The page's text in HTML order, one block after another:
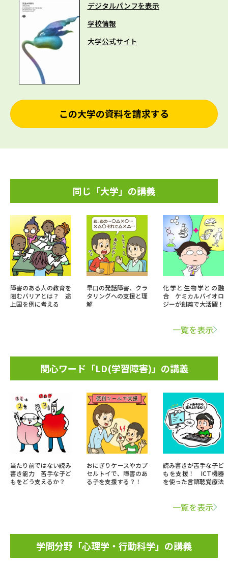
デジタルパンフを表示
学校情報
大学公式サイト
この大学の資料を請求する
同じ「大学」の講義
障害のある人の教育を
阻むバリアとは？ 途
上国を例に考える
早口の発話障害、クラ
タリングへの支援と理
解
化学と生物学との融
合 ケミカルバイオロ
ジーが創薬で大活躍！
一覧を表示
関心ワード「LD(学習障害)」の講義
当たり前ではない読み
書き能力 苦手な子ど
もをどう支えるか？
おにぎりケースやカプ
セルトイで、障害のあ
る子を支援する？！
読み書きが苦手な子ど
もを支援！ ICT機器
を使った言語聴覚療法
一覧を表示
学問分野「心理学・行動科学」の講義